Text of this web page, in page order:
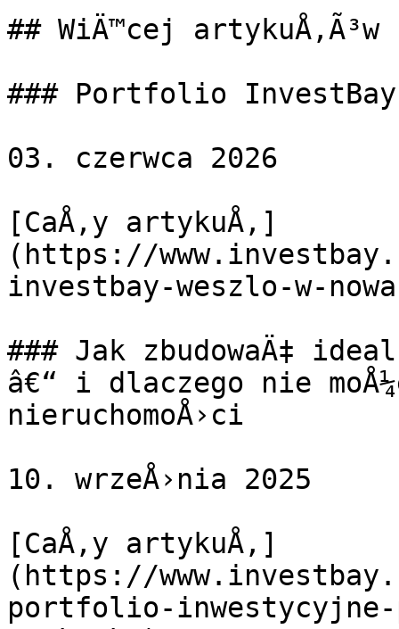
## WiÄ™cej artykuÅ‚Ã³w
### Portfolio InvestBay
03. czerwca 2026
[CaÅ‚y artykuÅ‚]
(https://
investbay-weszlo-w-
### Jak zbudowaÄ‡
â€“ i dlaczego nie
nieruchomoÅ›ci
10. wrzeÅ›nia 2025
[CaÅ‚y artykuÅ‚]
(https://
portfolio-